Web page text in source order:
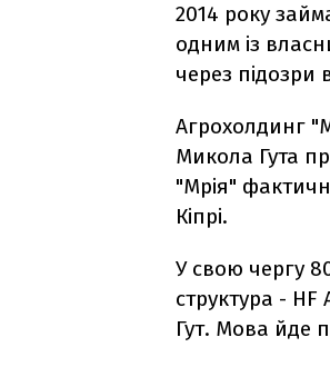
2014 року
одним із
через підозри
Агрохолдинг
Микола Гута
"Мрія"
Кіпрі.
У свою чергу
структура -
Гут. Мова йде